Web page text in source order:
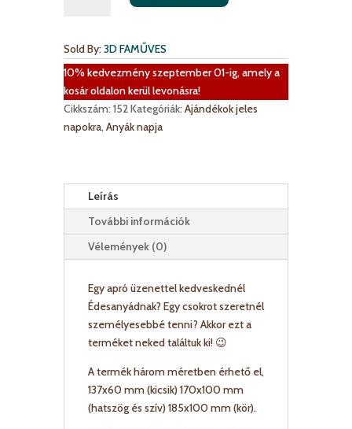
mennyiség
Sold By:3D FAMŰVES
10% kedvezmény szeptember 01-ig, amely a
kosár oldalon kerül levonásra!
Cikkszám:152Kategóriák:Ajándékok jeles
napokra,Anyák napja
Leírás
További információk
Vélemények (0)
Egy apró üzenettel kedveskednél
Édesanyádnak? Egy csokrot szeretnél
személyesebbé tenni? Akkor ezt a
terméket neked találtuk ki! 😉
A termék három méretben érhető el,
137x60 mm (kicsik) 170x100 mm
(hatszög és szív) 185x100 mm (kör).